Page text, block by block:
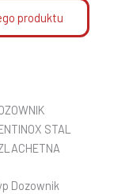
produktu
STAL
Dozownik